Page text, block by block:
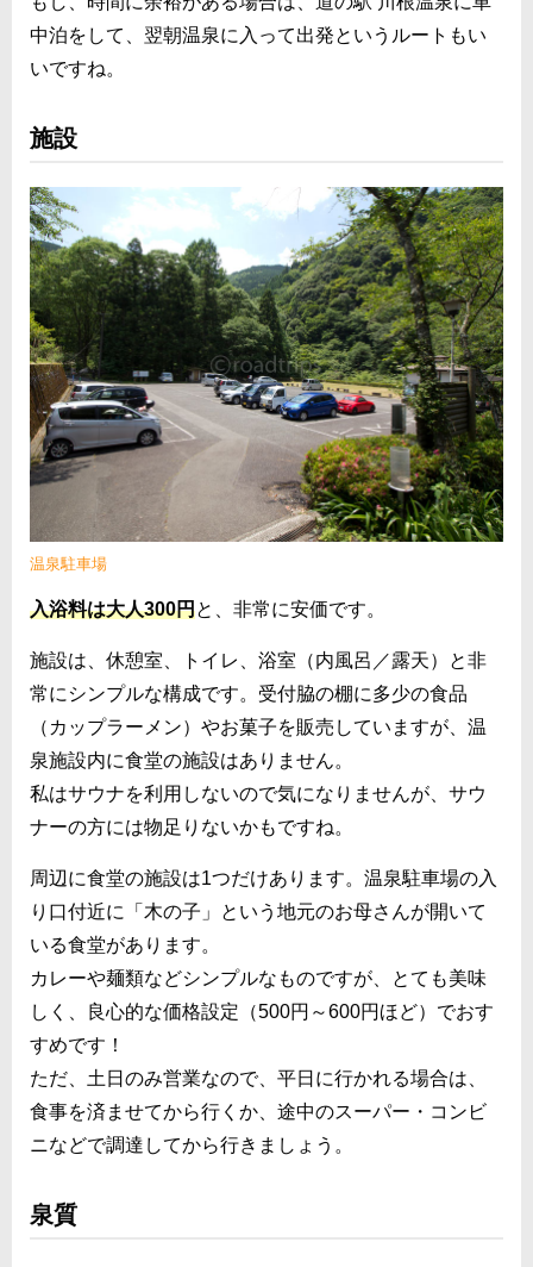
中泊をして、翌朝温泉に入って出発というルートもい
いですね。
施設
温泉駐車場
入浴料は大人300円と、非常に安価です。
施設は、休憩室、トイレ、浴室（内風呂／露天）と非
常にシンプルな構成です。受付脇の棚に多少の食品
（カップラーメン）やお菓子を販売していますが、温
泉施設内に食堂の施設はありません。
私はサウナを利用しないので気になりませんが、サウ
ナーの方には物足りないかもですね。
周辺に食堂の施設は1つだけあります。温泉駐車場の入
り口付近に「木の子」という地元のお母さんが開いて
いる食堂があります。
カレーや麺類などシンプルなものですが、とても美味
しく、良心的な価格設定（500円～600円ほど）でおす
すめです！
ただ、土日のみ営業なので、平日に行かれる場合は、
食事を済ませてから行くか、途中のスーパー・コンビ
ニなどで調達してから行きましょう。
泉質